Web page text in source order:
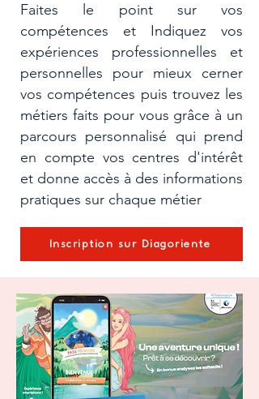
Faites le point sur vos
compétences et Indiquez vos
expériences professionnelles et
personnelles pour mieux cerner
vos compétences puis trouvez les
métiers faits pour vous grâce à un
parcours personnalisé qui prend
en compte vos centres d'intérêt
et donne accès à des informations
pratiques sur chaque métier
Inscription sur Diagoriente